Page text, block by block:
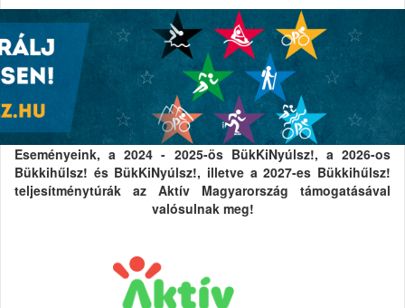
Eseményeink, a 2024 - 2025-ös BükKiNyúlsz!, a 2026-os
Bükkihűlsz! és BükKiNyúlsz!, illetve a 2027-es Bükkihűlsz!
teljesítménytúrák az Aktív Magyarország támogatásával
valósulnak meg!